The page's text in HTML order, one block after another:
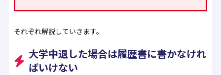
それぞれ解説していきます。
大学中退した場合は履歴書に書かなけれ
ばいけない